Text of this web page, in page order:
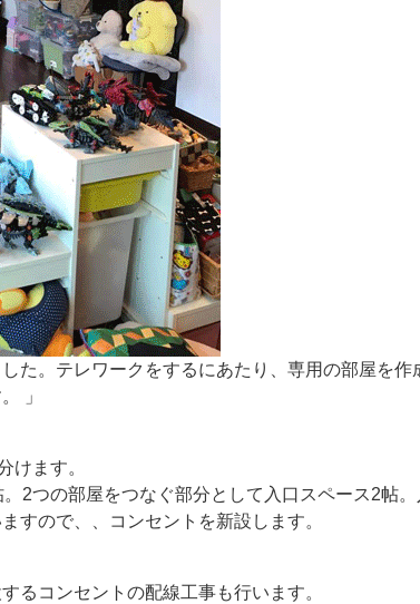
た。テレワークをするにあたり、専用の部屋を
」
けます。
2つの部屋をつなぐ部分として入口スペース2帖
すので、、コンセントを新設します。
るコンセントの配線工事も行います。